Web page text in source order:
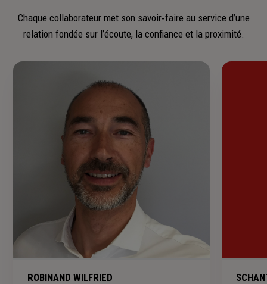
Chaque collaborateur met son savoir‑faire au service d’une
relation fondée sur l’écoute, la confiance et la proximité.
ROBINAND WILFRIED